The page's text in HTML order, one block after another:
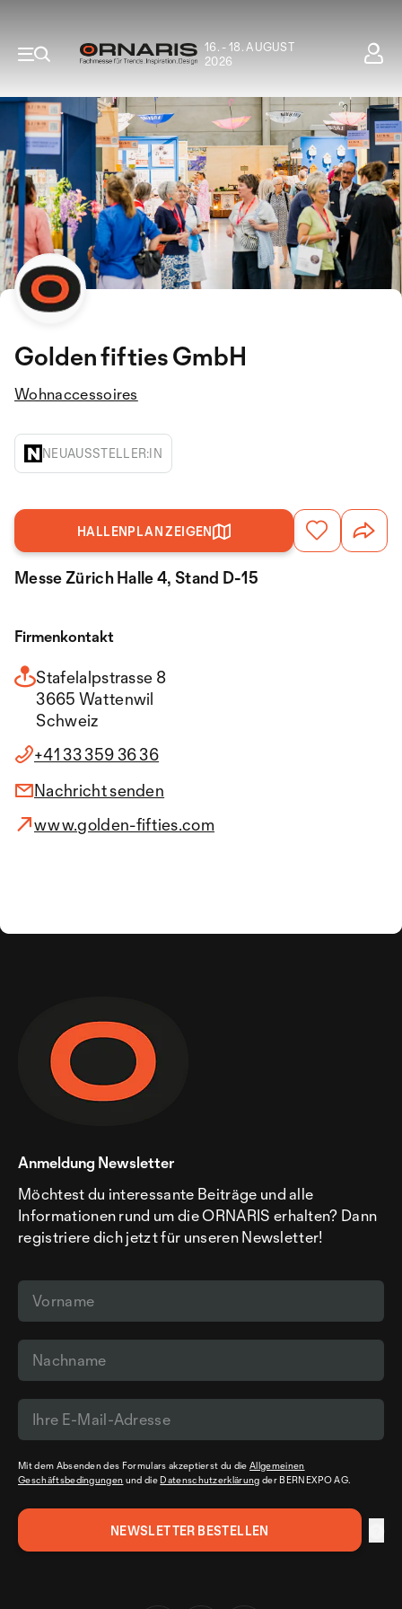
16. - 18. AUGUST
2026
Golden fifties GmbH
Wohnaccessoires
NEUAUSSTELLER:IN
HALLENPLAN ZEIGEN
Messe Zürich Halle 4, Stand D-15
Firmenkontakt
Stafelalpstrasse 8
3665 Wattenwil
Schweiz
+41 33 359 36 36
Nachricht senden
www.golden-fifties.com
Anmeldung Newsletter
Möchtest du interessante Beiträge und alle
Informationen rund um die ORNARIS erhalten? Dann
registriere dich jetzt für unseren Newsletter!
Mit dem Absenden des Formulars akzeptierst du dieAllgemeinen
Geschäftsbedingungen und die Datenschutzerklärung der BERNEXPO AG.